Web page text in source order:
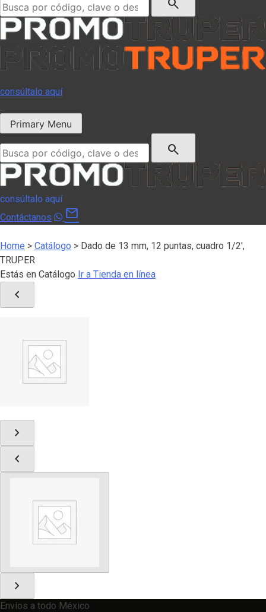
consúltalo aquí
Primary Menu
search
consúltalo aquí
Contáctanos
mail
Home > Catálogo > Dado de 13 mm, 12 puntas, cuadro 1/2′,
TRUPER
Estás en Catálogo Ir a Tienda en línea
chevron_left
chevron_right
chevron_left
chevron_right
Envíos a todo México